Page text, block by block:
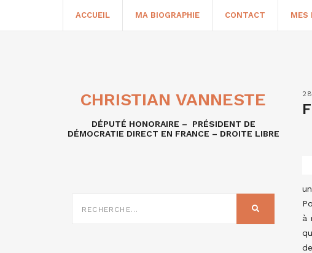
ACCUEIL MA BIOGRAPHIE CONTACT MES
à
CHRISTIAN VANNESTE
DÉPUTÉ HONORAIRE – PRÉSIDENT DE
DÉMOCRATIE DIRECT EN FRANCE – DROITE LIBRE
SUR
RECHERCHER